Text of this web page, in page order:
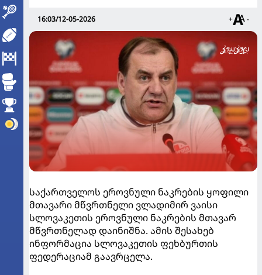
16:03/12-05-2026 + -
საქართველოს ეროვნული ნაკრების ყოფილი
მთავარი მწვრთნელი ვლადიმირ ვაისი
სლოვაკეთის ეროვნული ნაკრების მთავარ
მწვრთნელად დაინიშნა. ამის შესახებ
ინფორმაცია სლოვაკეთის ფეხბურთის
ფედერაციამ გაავრცელა.